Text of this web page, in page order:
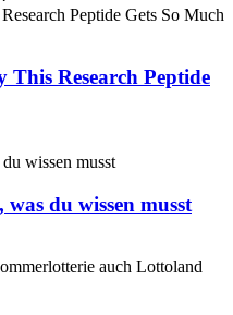
Research Peptide
du wissen musst